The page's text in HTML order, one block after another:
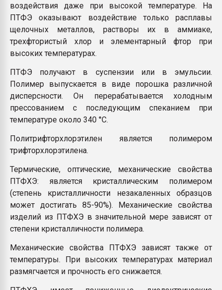
воздействия даже при высокой температуре. На
ПТФЭ оказывают воздействие только расплавы
щелочных металлов, растворы их в аммиаке,
трехфтористый хлор и элементарный фтор при
высоких температурах.
ПТФЭ получают в суспензии или в эмульсии.
Полимер выпускается в виде порошка различной
дисперсности. Он перерабатывается холодным
прессованием с последующим спеканием при
температуре около 340 °С.
Политрифторхлорэтилен является полимером
трифторхлорэтилена.
Термические, оптические, механические свойства
ПТФХЭ: является кристаллическим полимером
(степень кристалличности незакаленных образцов
может достигать 85-90%). Механические свойства
изделий из ПТФХЭ в значительной мере зависят от
степени кристалличности полимера.
Механические свойства ПТФХЭ зависят также от
температуры. При высоких температурах материал
размягчается и прочность его снижается.